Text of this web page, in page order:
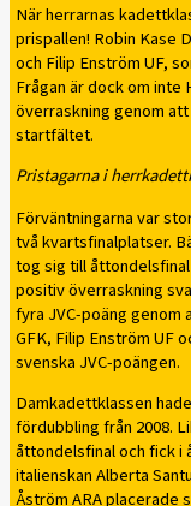
När herrarnas
prispallen! Robin Kase
och Filip Enström UF,
Frågan är dock om inte
överraskning genom
startfältet.
Pristagarna i
Förväntningarna var
två kvartsfinalplatser.
tog sig till åttondelsfinal
positiv överraskning
fyra JVC-poäng genom
GFK, Filip Enström UF
svenska JVC-poängen.
Damkadettklassen
fördubbling från 2008.
åttondelsfinal och fick i
italienskan Alberta
Åström ARA placerade